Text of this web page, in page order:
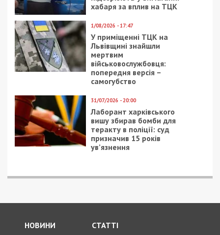
хабаря за вплив на ТЦК
1/08/2026 - 17:47
У приміщенні ТЦК на
Львівщині знайшли
мертвим
військовослужбовця:
попередня версія –
самогубство
31/07/2026 - 20:00
Лаборант харківського
вишу збирав бомби для
теракту в поліції: суд
призначив 15 років
ув’язнення
НОВИНИ СТАТТІ